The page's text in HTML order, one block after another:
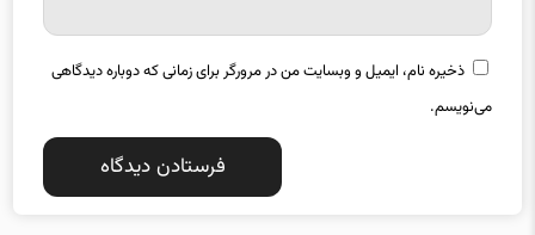
ذخیره نام، ایمیل و وبسایت من در مرورگر برای زمانی که دوباره دیدگاهی
می‌نویسم.